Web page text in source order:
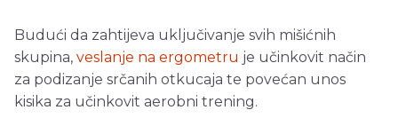
Budući da zahtijeva uključivanje svih mišićnih
skupina, veslanje na ergometru je učinkovit način
za podizanje srčanih otkucaja te povećan unos
kisika za učinkovit aerobni trening.